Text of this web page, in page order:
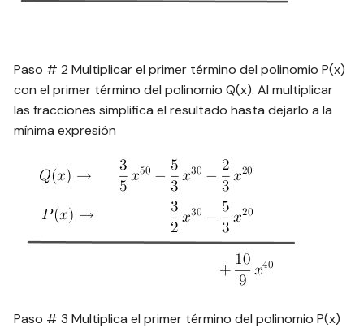
Paso # 2 Multiplicar el primer término del polinomio P(x)
con el primer término del polinomio Q(x). Al multiplicar
las fracciones simplifica el resultado hasta dejarlo a la
mínima expresión
Paso # 3 Multiplica el primer término del polinomio P(x)